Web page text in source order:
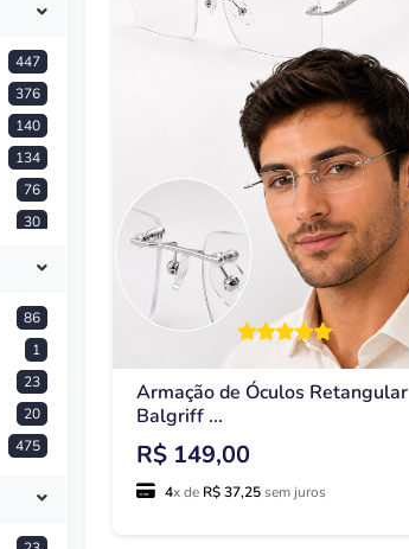
37
3
1
1
17
1
4
4
1
8
447
376
140
134
76
30
7
86
1
23
20
475
Armação de Óculos Retangular
Balgriff ...
R$ 149,00
4x de R$ 37,25 sem juros